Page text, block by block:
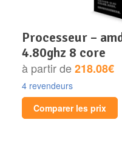
processeur – amd – ryzen 7 5800xt
4.80ghz 8 core
à partir de218.08€
4 revendeurs
Comparer les prix